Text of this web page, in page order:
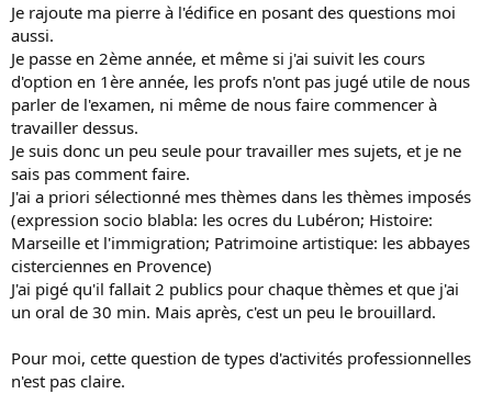
Je rajoute ma pierre à l'édifice en posant des questions moi
aussi.
Je passe en 2ème année, et même si j'ai suivit les cours
d'option en 1ère année, les profs n'ont pas jugé utile de nous
parler de l'examen, ni même de nous faire commencer à
travailler dessus.
Je suis donc un peu seule pour travailler mes sujets, et je ne
sais pas comment faire.
J'ai a priori sélectionné mes thèmes dans les thèmes imposés
(expression socio blabla: les ocres du Lubéron; Histoire:
Marseille et l'immigration; Patrimoine artistique: les abbayes
cisterciennes en Provence)
J'ai pigé qu'il fallait 2 publics pour chaque thèmes et que j'ai
un oral de 30 min. Mais après, c'est un peu le brouillard.
Pour moi, cette question de types d'activités professionnelles
n'est pas claire.